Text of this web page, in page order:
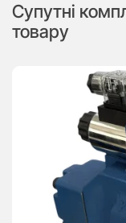
Супутні
товару